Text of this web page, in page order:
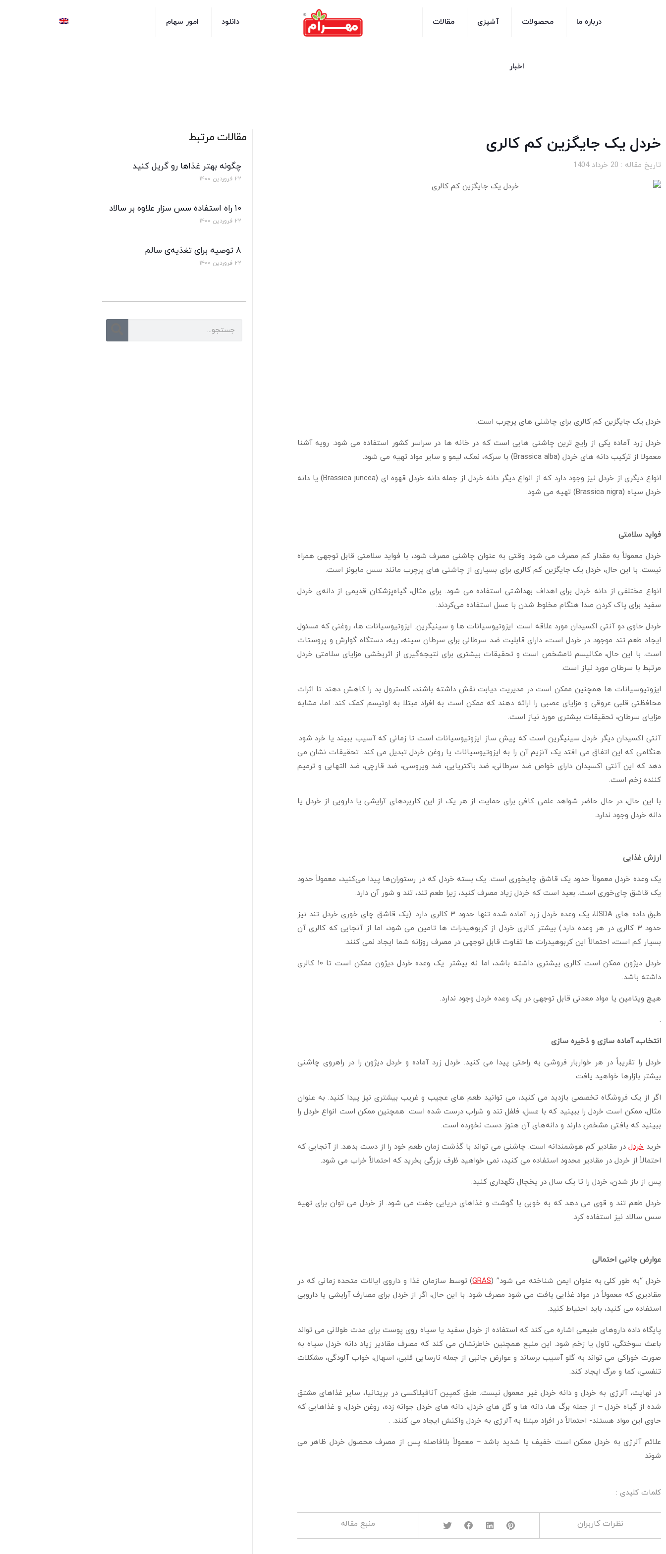
دانلود امور سهام درباره ما محصولات آشپزی مقالات
اخبار
خردل یک جایگزین کم کالری
تاریخ مقاله : 20 خرداد 1404
خردل یک جایگزین کم کالری برای چاشنی های پرچرب است.
خردل زرد آماده یکی از رایج ترین چاشنی هایی است که در خانه ها در سراسر کشور استفاده می شود. رویه آشنا
معمولا از ترکیب دانه های خردل (Brassica alba) با سرکه، نمک، لیمو و سایر مواد تهیه می شود.
انواع دیگری از خردل نیز وجود دارد که از انواع دیگر دانه خردل از جمله دانه خردل قهوه ای (Brassica juncea) یا دانه
خردل سیاه (Brassica nigra) تهیه می شود.
فواید سلامتی
خردل معمولاً به مقدار کم مصرف می شود. وقتی به عنوان چاشنی مصرف شود، با فواید سلامتی قابل توجهی همراه
نیست. با این حال، خردل یک جایگزین کم کالری برای بسیاری از چاشنی های پرچرب مانند سس مایونز است.
انواع مختلفی از دانه خردل برای اهداف بهداشتی استفاده می شود. برای مثال، گیاه‌پزشکان قدیمی از دانه‌ی خردل
سفید برای پاک کردن صدا هنگام مخلوط شدن با عسل استفاده می‌کردند.
خردل حاوی دو آنتی اکسیدان مورد علاقه است: ایزوتیوسیانات ها و سینیگرین. ایزوتیوسیانات ها، روغنی که مسئول
ایجاد طعم تند موجود در خردل است، دارای قابلیت ضد سرطانی برای سرطان سینه، ریه، دستگاه گوارش و پروستات
است. با این حال، مکانیسم نامشخص است و تحقیقات بیشتری برای نتیجه‌گیری از اثربخشی مزایای سلامتی خردل
مرتبط با سرطان مورد نیاز است.
ایزوتیوسیانات ها همچنین ممکن است در مدیریت دیابت نقش داشته باشند، کلسترول بد را کاهش دهند تا اثرات
محافظتی قلبی عروقی و مزایای عصبی را ارائه دهند که ممکن است به افراد مبتلا به اوتیسم کمک کند. اما، مشابه
مزایای سرطان، تحقیقات بیشتری مورد نیاز است.
آنتی اکسیدان دیگر خردل سینیگرین است که پیش ساز ایزوتیوسیانات است تا زمانی که آسیب ببیند یا خرد شود.
هنگامی که این اتفاق می افتد یک آنزیم آن را به ایزوتیوسیانات یا روغن خردل تبدیل می کند. تحقیقات نشان می
دهد که این آنتی اکسیدان دارای خواص ضد سرطانی، ضد باکتریایی، ضد ویروسی، ضد قارچی، ضد التهابی و ترمیم
کننده زخم است.
با این حال، در حال حاضر شواهد علمی کافی برای حمایت از هر یک از این کاربردهای آرایشی یا دارویی از خردل یا
دانه خردل وجود ندارد.
ارزش غذایی
یک وعده خردل معمولاً حدود یک قاشق چایخوری است. یک بسته خردل که در رستوران‌ها پیدا می‌کنید، معمولاً حدود
یک قاشق چای‌خوری است. بعید است که خردل زیاد مصرف کنید، زیرا طعم تند، تند و شور آن دارد.
طبق داده های USDA، یک وعده خردل زرد آماده شده تنها حدود ۳ کالری دارد. (یک قاشق چای خوری خردل تند نیز
حدود ۳ کالری در هر وعده دارد.) بیشتر کالری خردل از کربوهیدرات ها تامین می شود، اما از آنجایی که کالری آن
بسیار کم است، احتمالاً این کربوهیدرات ها تفاوت قابل توجهی در مصرف روزانه شما ایجاد نمی کنند.
خردل دیژون ممکن است کالری بیشتری داشته باشد، اما نه بیشتر. یک وعده خردل دیژون ممکن است تا ۱۰ کالری
داشته باشد.
هیچ ویتامین یا مواد معدنی قابل توجهی در یک وعده خردل وجود ندارد.
.
انتخاب، آماده سازی و ذخیره سازی
خردل را تقریباً در هر خواربار فروشی به راحتی پیدا می کنید. خردل زرد آماده و خردل دیژون را در راهروی چاشنی
بیشتر بازارها خواهید یافت.
اگر از یک فروشگاه تخصصی بازدید می کنید، می توانید طعم های عجیب و غریب بیشتری نیز پیدا کنید. به عنوان
مثال، ممکن است خردل را ببینید که با عسل، فلفل تند و شراب درست شده است. همچنین ممکن است انواع خردل را
ببینید که بافتی مشخص دارند و دانه‌های آن هنوز دست نخورده است.
خریدخردل در مقادیر کم هوشمندانه است. چاشنی می تواند با گذشت زمان طعم خود را از دست بدهد. از آنجایی که
احتمالاً از خردل در مقادیر محدود استفاده می کنید، نمی خواهید ظرف بزرگی بخرید که احتمالاً خراب می شود.
پس از باز شدن، خردل را تا یک سال در یخچال نگهداری کنید.
خردل طعم تند و قوی می دهد که به خوبی با گوشت و غذاهای دریایی جفت می شود. از خردل می توان برای تهیه
سس سالاد نیز استفاده کرد.
عوارض جانبی احتمالی
خردل “به طور کلی به عنوان ایمن شناخته می شود” (GRAS) توسط سازمان غذا و داروی ایالات متحده زمانی که در
مقادیری که معمولاً در مواد غذایی یافت می شود مصرف شود. با این حال، اگر از خردل برای مصارف آرایشی یا دارویی
استفاده می کنید، باید احتیاط کنید.
پایگاه داده داروهای طبیعی اشاره می کند که استفاده از خردل سفید یا سیاه روی پوست برای مدت طولانی می تواند
باعث سوختگی، تاول یا زخم شود. این منبع همچنین خاطرنشان می کند که مصرف مقادیر زیاد دانه خردل سیاه به
صورت خوراکی می تواند به گلو آسیب برساند و عوارض جانبی از جمله نارسایی قلبی، اسهال، خواب آلودگی، مشکلات
تنفسی، کما و مرگ ایجاد کند.
در نهایت، آلرژی به خردل و دانه خردل غیر معمول نیست. طبق کمپین آنافیلاکسی در بریتانیا، سایر غذاهای مشتق
شده از گیاه خردل – از جمله برگ ها، دانه ها و گل های خردل، دانه های خردل جوانه زده، روغن خردل، و غذاهایی که
حاوی این مواد هستند- احتمالاً در افراد مبتلا به آلرژی به خردل واکنش ایجاد می کنند. .
علائم آلرژی به خردل ممکن است خفیف یا شدید باشد – معمولاً بلافاصله پس از مصرف محصول خردل ظاهر می
شوند
کلمات کلیدی :
نظرات کاربران منبع مقاله
مقالات مرتبط
چگونه بهتر غذاها رو گریل کنید
۲۲ فروردین ۱۴۰۰
۱۰ راه استفاده سس سزار علاوه بر سالاد
۲۲ فروردین ۱۴۰۰
۸ توصیه برای تغذیه‌ی سالم
۲۲ فروردین ۱۴۰۰